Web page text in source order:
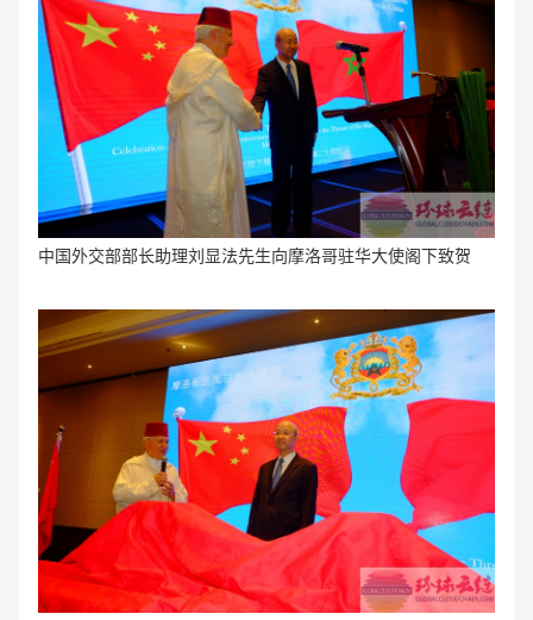
中国外交部部长助理刘显法先生向摩洛哥驻华大使阁下致贺